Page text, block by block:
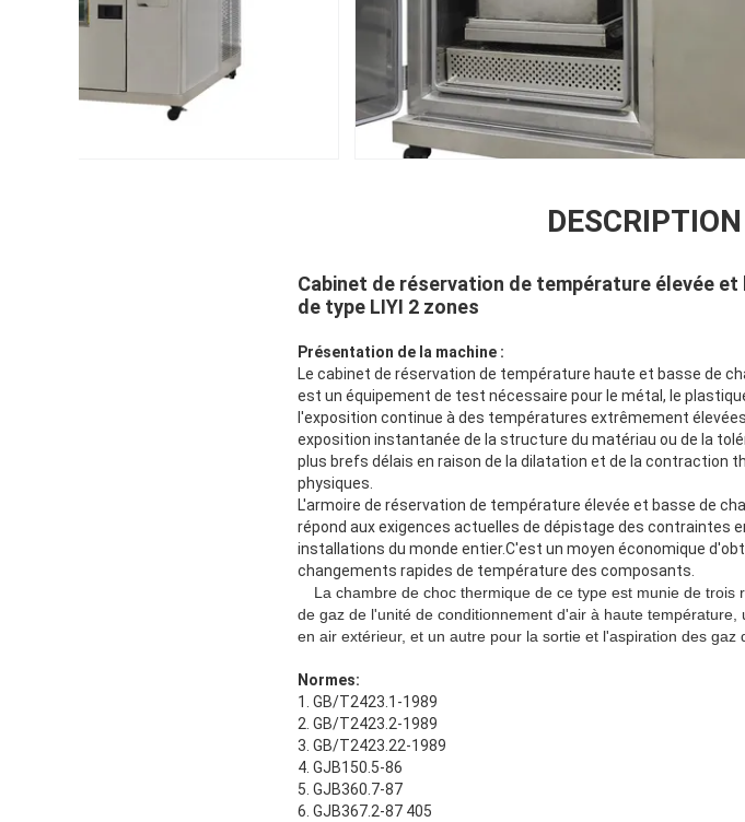
Cabinet de réservation de température élevée
de type LIYI 2 zones
Présentation de la machine :
Le cabinet de réservation de température haute et basse de
est un équipement de test nécessaire pour le métal, le
l'exposition continue à des températures extrêmement
exposition instantanée de la structure du matériau ou de la
plus brefs délais en raison de la dilatation et de la contraction
physiques.
L'armoire de réservation de température élevée et basse de
répond aux exigences actuelles de dépistage des contraintes
installations du monde entier.C'est un moyen économique
changements rapides de température des composants.
La chambre de choc thermique de ce type est munie de
de gaz de l'unité de conditionnement d'air à haute
en air extérieur, et un autre pour la sortie et l'aspiration des
Normes:
1. GB/T2423.1-1989
2. GB/T2423.2-1989
3. GB/T2423.22-1989
4. GJB150.5-86
5. GJB360.7-87
6. GJB367.2-87 405